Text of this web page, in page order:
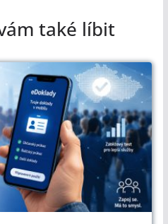
také líbit